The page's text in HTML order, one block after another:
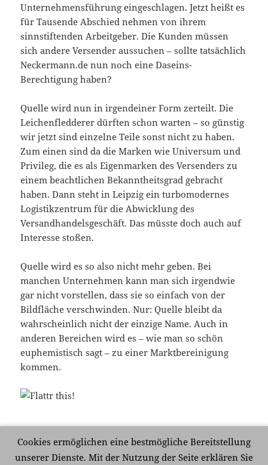
Unternehmensführung eingeschlagen. Jetzt heißt es
für Tausende Abschied nehmen von ihrem
sinnstiftenden Arbeitgeber. Die Kunden müssen
sich andere Versender aussuchen – sollte tatsächlich
Neckermann.de nun noch eine Daseins-
Berechtigung haben?
Quelle wird nun in irgendeiner Form zerteilt. Die
Leichenfledderer dürften schon warten – so günstig
wir jetzt sind einzelne Teile sonst nicht zu haben.
Zum einen sind da die Marken wie Universum und
Privileg, die es als Eigenmarken des Versenders zu
einem beachtlichen Bekanntheitsgrad gebracht
haben. Dann steht in Leipzig ein turbomodernes
Logistikzentrum für die Abwicklung des
Versandhandelsgeschäft. Das müsste doch auch auf
Interesse stoßen.
Quelle wird es so also nicht mehr geben. Bei
manchen Unternehmen kann man sich irgendwie
gar nicht vorstellen, dass sie so einfach von der
Bildfläche verschwinden. Nur: Quelle bleibt da
wahrscheinlich nicht der einzige Name. Auch in
anderen Bereichen wird es – wie man so schön
euphemistisch sagt – zu einer Marktbereinigung
kommen.
Veröffentlicht
20. Oktober 2009 Kategorien
Wirtschaft Schlagwörter
Arcandor ,Insolvenz,
Middelhoff
Versandhandel
Schreibe einen Kommentarzu Quelle am Ende
Cookies ermöglichen eine bestmögliche Bereitstellung
unserer Dienste. Mit der Nutzung der Seite erklären Sie